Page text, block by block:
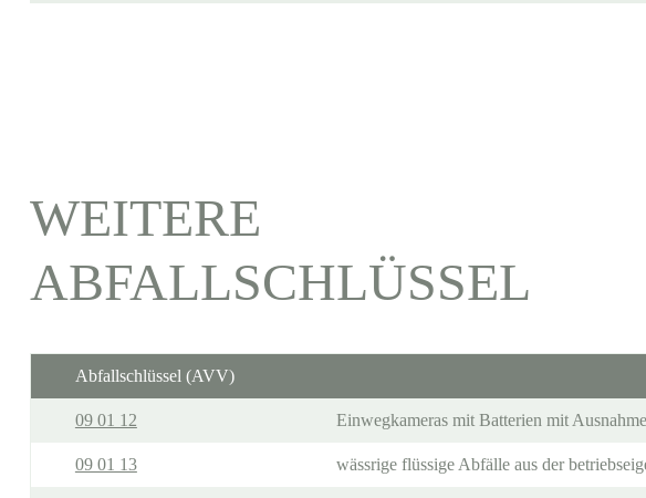
WEITERE
ABFALLSCHLÜSSEL
Abfallschlüssel (AVV)
09 01 12 Einwegkameras mit Batterien mit
09 01 13 wässrige flüssige Abfälle aus der